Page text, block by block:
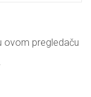
ovom pregledaču